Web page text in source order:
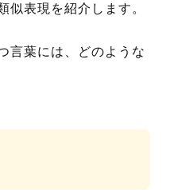
似表現を紹介します。
言葉には、どのような